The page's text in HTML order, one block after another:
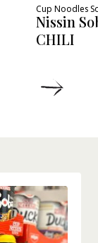
Cup Noodles
Nissin
CHILI